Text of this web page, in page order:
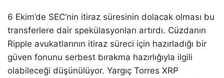
6 Ekim’de SEC’nin itiraz süresinin dolacak olması bu
transferlere dair spekülasyonları artırdı. Cüzdanın
Ripple avukatlarının itiraz süreci için hazırladığı bir
güven fonunu serbest bırakma hazırlığıyla ilgili
olabileceği düşünülüyor. Yargıç Torres XRP